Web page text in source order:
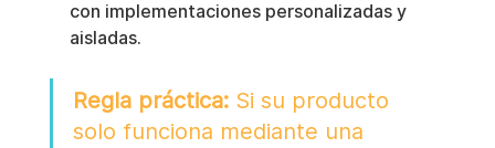
con implementaciones personalizadas y
aisladas.
Regla práctica: Si su producto
solo funciona mediante una